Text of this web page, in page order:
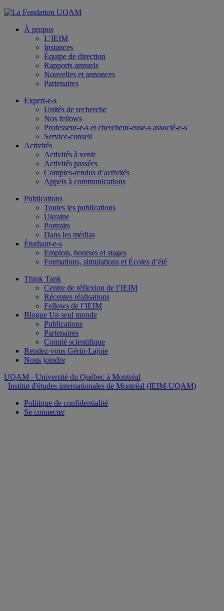
À propos
L’IEIM
Instances
Équipe de direction
Rapports annuels
Nouvelles et annonces
Partenaires
Expert-e-s
Unités de recherche
Nos fellows
Professeur-e-s et chercheur-euse-s associé-e-s
Service-conseil
Activités
Activités à venir
Activités passées
Comptes-rendus d’activités
Appels à communications
Publications
Toutes les publications
Ukraine
Portraits
Dans les médias
Étudiant-e-s
Emplois, bourses et stages
Formations, simulations et Écoles d’été
Think Tank
Centre de réflexion de l’IEIM
Récentes réalisations
Fellows de l’IEIM
Blogue Un seul monde
Publications
Partenaires
Comité scientifique
Rendez-vous Gérin-Lajoie
Nous joindre
UQAM - Université du Québec à Montréal
Institut d'études internationales de Montréal (IEIM-UQAM)
Politique de confidentialité
Se connecter